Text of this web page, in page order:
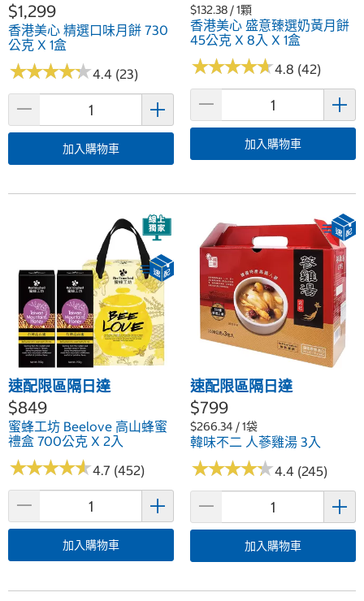
$1,299
香港美心 精選口味月餅 730
公克 X 1盒
★★★★★
★★★★★4.4 (23)
加入購物車
$132.38 / 1顆
香港美心 盛意臻選奶黃月餅
45公克 X 8入 X 1盒
★★★★★
★★★★★4.8 (42)
加入購物車
速配限區隔日達
$849
蜜蜂工坊 Beelove 高山蜂蜜
禮盒 700公克 X 2入
★★★★★
★★★★★4.7 (452)
加入購物車
速配限區隔日達
$799
$266.34 / 1袋
韓味不二 人蔘雞湯 3入
★★★★★
★★★★★4.4 (245)
加入購物車